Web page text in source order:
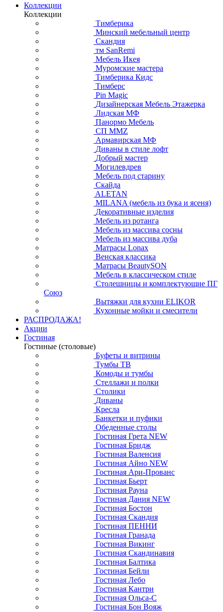
Коллекции
Коллекции
Тимберика
Минский мебельный центр
Скандия
тм SanRemi
Мебель Икея
Муромские мастера
Тимберика Кидс
Тимберс
Pin Magic
Дизайнерская Мебель Этажерка
Лидская МФ
Панормо Мебель
СП ММZ
Армавирская МФ
Диваны в стиле лофт
Добрый мастер
Могилевдрев
Мебель под старину
Скайда
ALETAN
MILANA (мебель из бука и ясеня)
Декоративные изделия
Мебель из ротанга
Мебель из массива сосны
Мебель из массива дуба
Матрасы Lonax
Венская классика
Матрасы BeautySON
Мебель в классическом стиле
Столешницы и комплектующие ПГ
Союз
Вытяжки для кухни ELIKOR
Кухонные мойки и смесители
РАСПРОДАЖА!
Акции
Гостиная
Гостиные (столовые)
Буфеты и витрины
Тумбы ТВ
Комоды и тумбы
Стеллажи и полки
Столики
Диваны
Кресла
Банкетки и пуфики
Обеденные столы
Гостиная Грета NEW
Гостиная Бридж
Гостиная Валенсия
Гостиная Айно NEW
Гостиная Ари-Прованс
Гостиная Бьерт
Гостиная Рауна
Гостиная Дания NEW
Гостиная Бостон
Гостиная Скандия
Гостиная ПЕННИ
Гостиная Гранада
Гостиная Викинг
Гостиная Скандинавия
Гостиная Балтика
Гостиная Бейли
Гостиная Лебо
Гостиная Кантри
Гостиная Ольса-С
Гостиная Бон Вояж